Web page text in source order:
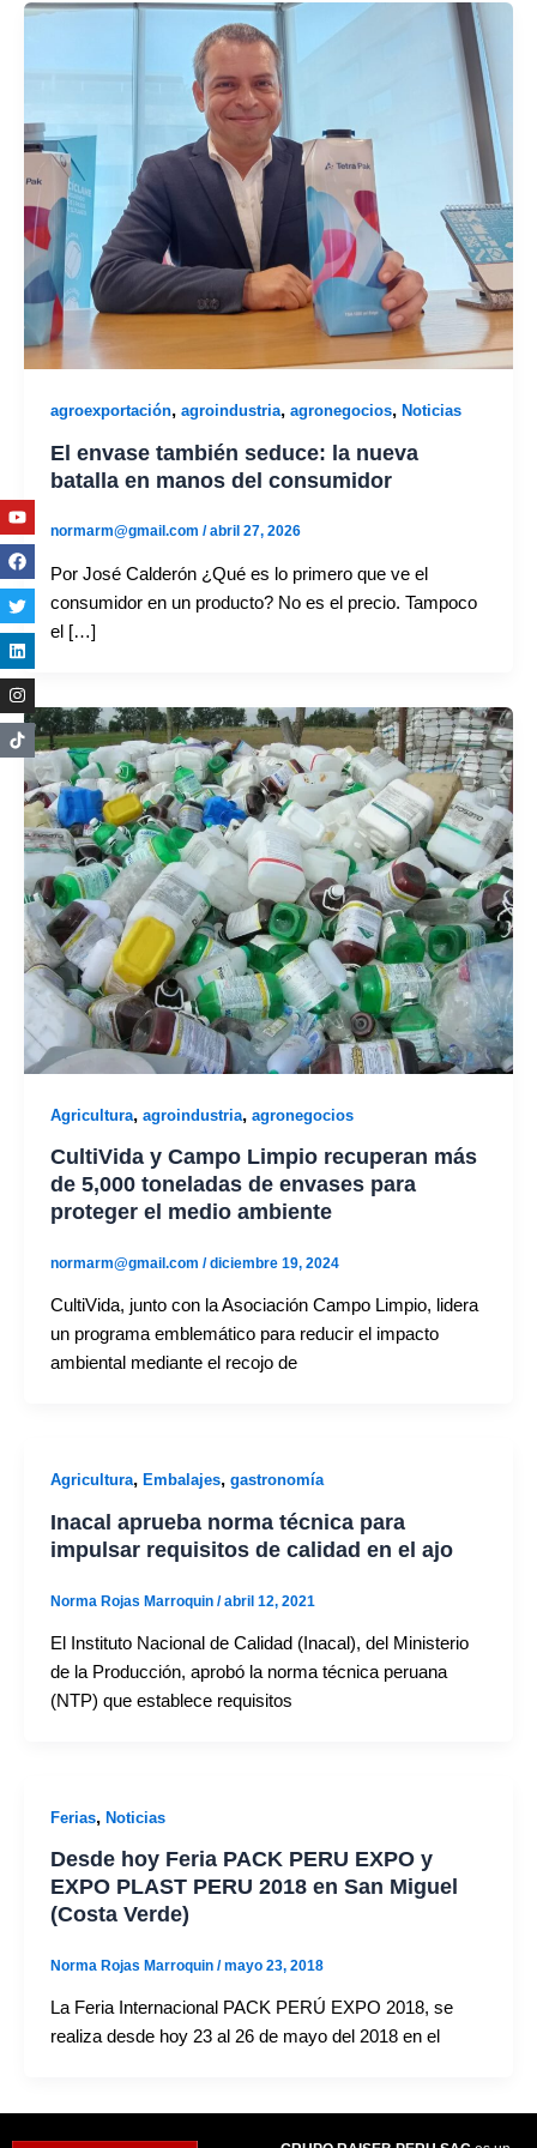
agroexportación, agroindustria, agronegocios, Noticias
El envase también seduce: la nueva
batalla en manos del consumidor
normarm@gmail.com /abril 27, 2026
Por José Calderón ¿Qué es lo primero que ve el
consumidor en un producto? No es el precio. Tampoco
el […]
Agricultura, agroindustria, agronegocios
CultiVida y Campo Limpio recuperan más
de 5,000 toneladas de envases para
proteger el medio ambiente
normarm@gmail.com /diciembre 19, 2024
CultiVida, junto con la Asociación Campo Limpio, lidera
un programa emblemático para reducir el impacto
ambiental mediante el recojo de
Agricultura, Embalajes, gastronomía
Inacal aprueba norma técnica para
impulsar requisitos de calidad en el ajo
Norma Rojas Marroquin /abril 12, 2021
El Instituto Nacional de Calidad (Inacal), del Ministerio
de la Producción, aprobó la norma técnica peruana
(NTP) que establece requisitos
Ferias, Noticias
Desde hoy Feria PACK PERU EXPO y
EXPO PLAST PERU 2018 en San Miguel
(Costa Verde)
Norma Rojas Marroquin /mayo 23, 2018
La Feria Internacional PACK PERÚ EXPO 2018, se
realiza desde hoy 23 al 26 de mayo del 2018 en el
Youtube
Facebook
Twitter
Linkedin
Instagram